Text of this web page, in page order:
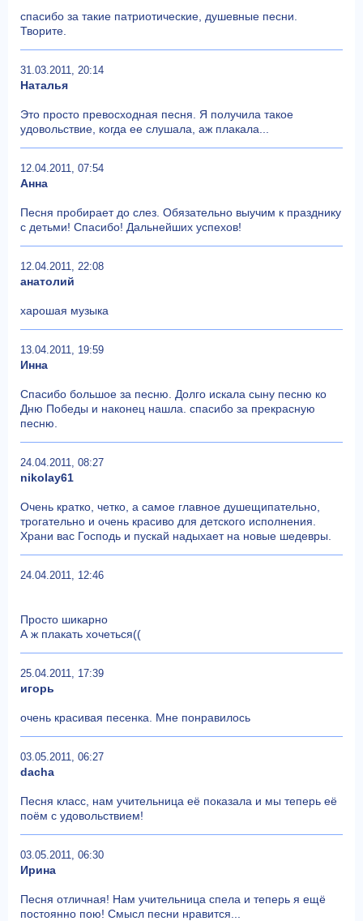
спасибо за такие патриотические, душевные песни.
Творите.
31.03.2011, 20:14
Наталья
Это просто превосходная песня. Я получила такое
удовольствие, когда ее слушала, аж плакала...
12.04.2011, 07:54
Анна
Песня пробирает до слез. Обязательно выучим к празднику
с детьми! Спасибо! Дальнейших успехов!
12.04.2011, 22:08
анатолий
харошая музыка
13.04.2011, 19:59
Инна
Спасибо большое за песню. Долго искала сыну песню ко
Дню Победы и наконец нашла. спасибо за прекрасную
песню.
24.04.2011, 08:27
nikolay61
Очень кратко, четко, а самое главное душещипательно,
трогательно и очень красиво для детского исполнения.
Храни вас Господь и пускай надыхает на новые шедевры.
24.04.2011, 12:46
Просто шикарно
А ж плакать хочеться((
25.04.2011, 17:39
игорь
очень красивая песенка. Мне понравилось
03.05.2011, 06:27
dacha
Песня класс, нам учительница её показала и мы теперь её
поём с удовольствием!
03.05.2011, 06:30
Ирина
Песня отличная! Нам учительница спела и теперь я ещё
постоянно пою! Смысл песни нравится...